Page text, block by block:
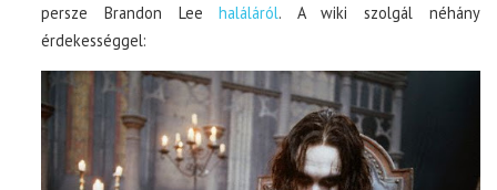
persze Brandon Leehaláláról. A wiki szolgál néhány
érdekességgel: